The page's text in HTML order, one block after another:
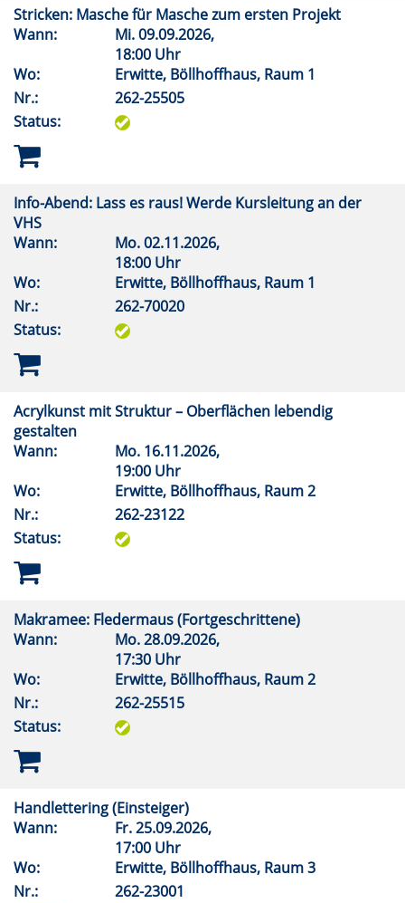
Stricken: Masche für Masche zum ersten Projekt
Wann:
Mi.09.09.2026,
18:00 Uhr
Wo:
Erwitte, Böllhoffhaus, Raum 1
Nr.:
262-25505
Status:
Info-Abend: Lass es raus! Werde Kursleitung an der
VHS
Wann:
Mo.02.11.2026,
18:00 Uhr
Wo:
Erwitte, Böllhoffhaus, Raum 1
Nr.:
262-70020
Status:
Acrylkunst mit Struktur – Oberflächen lebendig
gestalten
Wann:
Mo. 16.11.2026,
19:00 Uhr
Wo:
Erwitte, Böllhoffhaus, Raum 2
Nr.:
262-23122
Status:
Makramee: Fledermaus (Fortgeschrittene)
Wann:
Mo.28.09.2026,
17:30 Uhr
Wo:
Erwitte, Böllhoffhaus, Raum 2
Nr.:
262-25515
Status:
Handlettering (Einsteiger)
Wann:
Fr.25.09.2026,
17:00 Uhr
Wo:
Erwitte, Böllhoffhaus, Raum 3
Nr.:
262-23001